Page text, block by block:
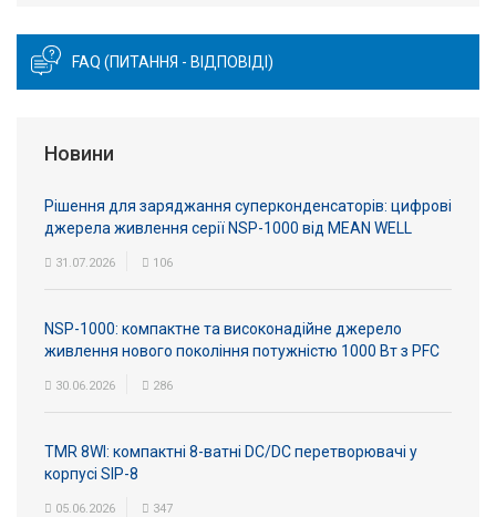
FAQ (ПИТАННЯ - ВІДПОВІДІ)
Новини
Рішення для заряджання суперконденсаторів: цифрові
джерела живлення серії NSP-1000 від MEAN WELL
31.07.2026 106
NSP-1000: компактне та високонадійне джерело
живлення нового покоління потужністю 1000 Вт з PFC
30.06.2026 286
TMR 8WI: компактні 8-ватні DC/DC перетворювачі у
корпусі SIP-8
05.06.2026 347